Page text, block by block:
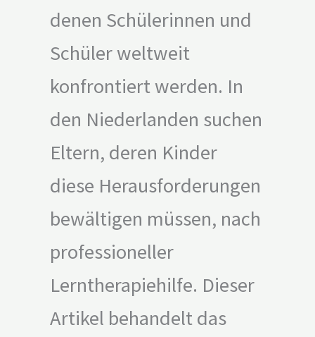
denen Schülerinnen und
Schüler weltweit
konfrontiert werden. In
den Niederlanden suchen
Eltern, deren Kinder
diese Herausforderungen
bewältigen müssen, nach
professioneller
Lerntherapiehilfe. Dieser
Artikel behandelt das